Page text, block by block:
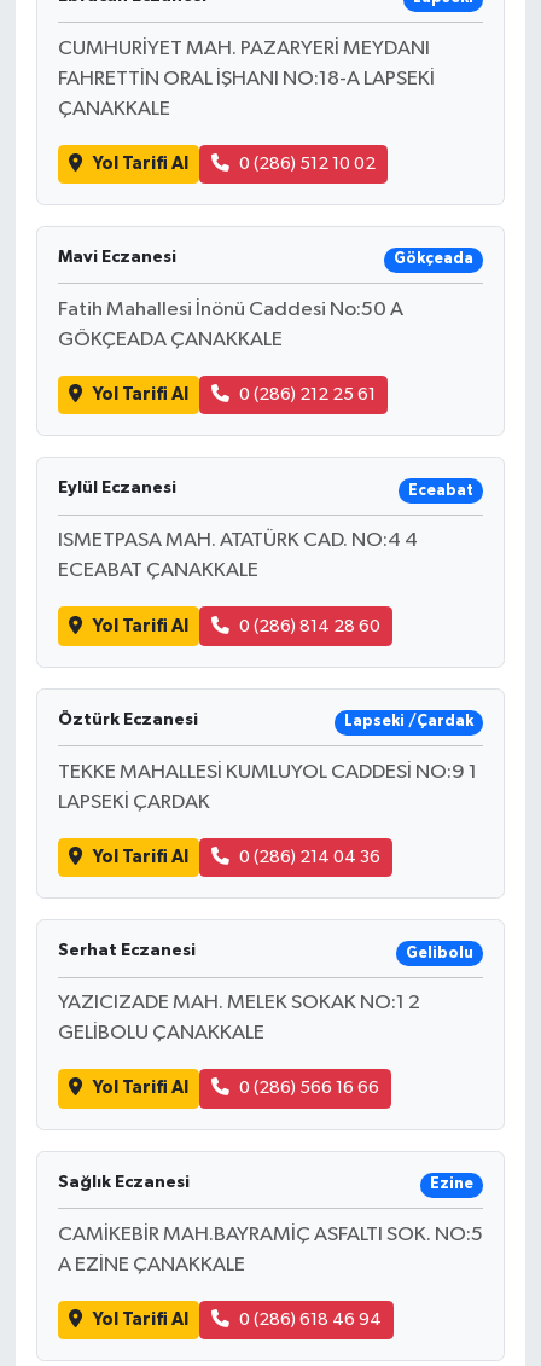
CUMHURİYET MAH. PAZARYERİ MEYDANI
FAHRETTİN ORAL İŞHANI NO:18-A LAPSEKİ
ÇANAKKALE
Yol Tarifi Al 0 (286) 512 10 02
Mavi Eczanesi Gökçeada
Fatih Mahallesi İnönü Caddesi No:50 A
GÖKÇEADA ÇANAKKALE
Yol Tarifi Al 0 (286) 212 25 61
Eylül Eczanesi Eceabat
ISMETPASA MAH. ATATÜRK CAD. NO:4 4
ECEABAT ÇANAKKALE
Yol Tarifi Al 0 (286) 814 28 60
Öztürk Eczanesi Lapseki /Çardak
TEKKE MAHALLESİ KUMLUYOL CADDESİ NO:9 1
LAPSEKİ ÇARDAK
Yol Tarifi Al 0 (286) 214 04 36
Serhat Eczanesi Gelibolu
YAZICIZADE MAH. MELEK SOKAK NO:1 2
GELİBOLU ÇANAKKALE
Yol Tarifi Al 0 (286) 566 16 66
Sağlık Eczanesi Ezine
CAMİKEBİR MAH.BAYRAMİÇ ASFALTI SOK. NO:5
A EZİNE ÇANAKKALE
Yol Tarifi Al 0 (286) 618 46 94